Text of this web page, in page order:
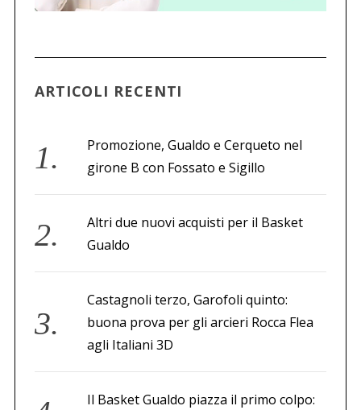
ARTICOLI RECENTI
Promozione, Gualdo e Cerqueto nel
girone B con Fossato e Sigillo
Altri due nuovi acquisti per il Basket
Gualdo
Castagnoli terzo, Garofoli quinto:
buona prova per gli arcieri Rocca Flea
agli Italiani 3D
Il Basket Gualdo piazza il primo colpo: